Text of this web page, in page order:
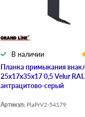
Планка примыкания
25х17х35х17 0,5 Velur
антрацитово-серый
В наличии
Артикул: PlaPrV2-54179